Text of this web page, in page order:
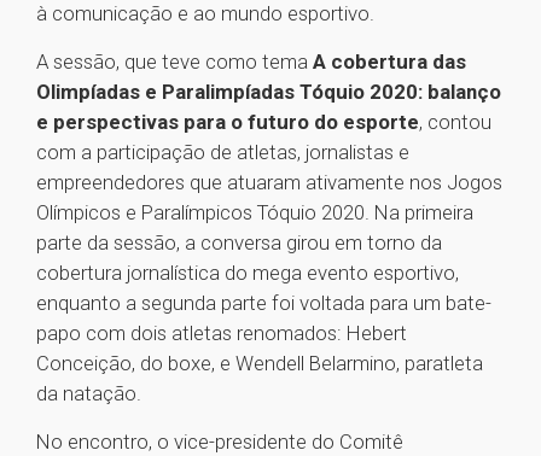
à comunicação e ao mundo esportivo.
A sessão, que teve como tema A cobertura das
Olimpíadas e Paralimpíadas Tóquio 2020: balanço
e perspectivas para o futuro do esporte, contou
com a participação de atletas, jornalistas e
empreendedores que atuaram ativamente nos Jogos
Olímpicos e Paralímpicos Tóquio 2020. Na primeira
parte da sessão, a conversa girou em torno da
cobertura jornalística do mega evento esportivo,
enquanto a segunda parte foi voltada para um bate-
papo com dois atletas renomados: Hebert
Conceição, do boxe, e Wendell Belarmino, paratleta
da natação.
No encontro, o vice-presidente do Comitê